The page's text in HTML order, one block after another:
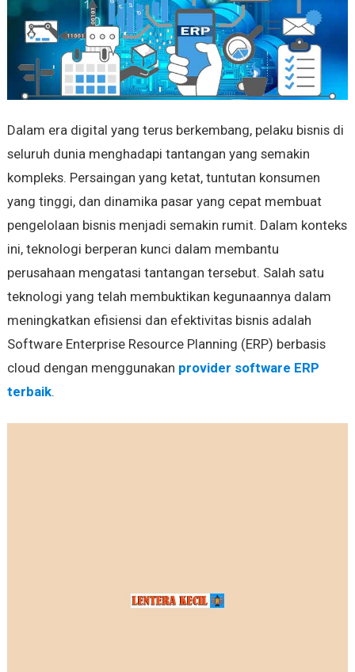
Dalam era digital yang terus berkembang, pelaku bisnis di
seluruh dunia menghadapi tantangan yang semakin
kompleks. Persaingan yang ketat, tuntutan konsumen
yang tinggi, dan dinamika pasar yang cepat membuat
pengelolaan bisnis menjadi semakin rumit. Dalam konteks
ini, teknologi berperan kunci dalam membantu
perusahaan mengatasi tantangan tersebut. Salah satu
teknologi yang telah membuktikan kegunaannya dalam
meningkatkan efisiensi dan efektivitas bisnis adalah
Software Enterprise Resource Planning (ERP) berbasis
cloud dengan menggunakan provider software ERP
terbaik.